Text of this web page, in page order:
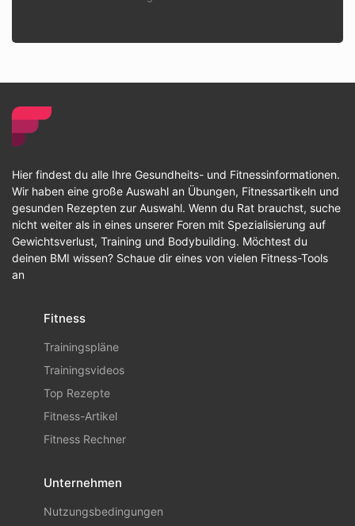
Hier findest du alle Ihre Gesundheits- und Fitnessinformationen.
Wir haben eine große Auswahl an Übungen, Fitnessartikeln und
gesunden Rezepten zur Auswahl. Wenn du Rat brauchst, suche
nicht weiter als in eines unserer Foren mit Spezialisierung auf
Gewichtsverlust, Training und Bodybuilding. Möchtest du
deinen BMI wissen? Schaue dir eines von vielen Fitness-Tools
an
Fitness
Trainingspläne
Trainingsvideos
Top Rezepte
Fitness-Artikel
Fitness Rechner
Unternehmen
Nutzungsbedingungen